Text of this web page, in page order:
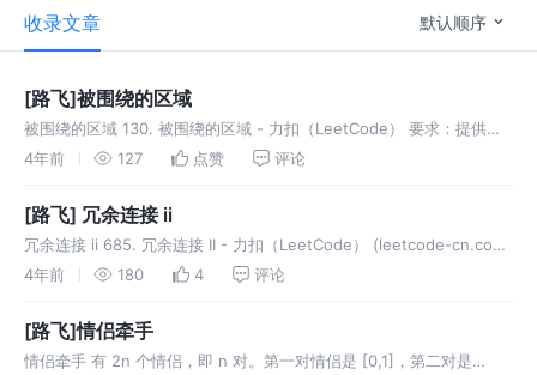
收录文章 默认顺序
[路飞]被围绕的区域
被围绕的区域 130. 被围绕的区域 - 力扣（LeetCode） 要求：提供一
个 m * n 的矩阵，里面填充字符 X 或 O，将被 X 围绕的区域中的 O 填
4年前 127 点赞 评论
[路飞] 冗余连接 ii
冗余连接 ii 685. 冗余连接 II - 力扣（LeetCode） (leetcode-cn.com)
从一个根节点出发连接子节点，在连接中添加一个边，这条边会造成环
4年前 180 4 评论
[路飞]情侣牵手
情侣牵手 有 2n 个情侣，即 n 对。第一对情侣是 [0,1]，第二对是